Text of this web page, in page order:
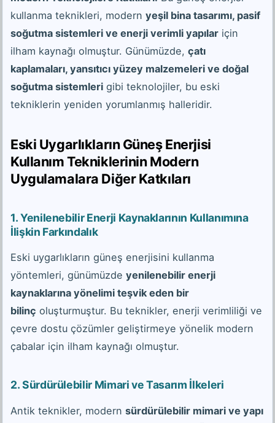
kullanma teknikleri, modern yeşil bina tasarımı, pasif
soğutma sistemleri ve enerji verimli yapılar için
ilham kaynağı olmuştur. Günümüzde, çatı
kaplamaları, yansıtıcı yüzey malzemeleri ve doğal
soğutma sistemleri gibi teknolojiler, bu eski
tekniklerin yeniden yorumlanmış halleridir.
Eski Uygarlıkların Güneş Enerjisi
Kullanım Tekniklerinin Modern
Uygulamalara Diğer Katkıları
1.Yenilenebilir Enerji Kaynaklarının Kullanımına
İlişkin Farkındalık
Eski uygarlıkların güneş enerjisini kullanma
yöntemleri, günümüzde yenilenebilir enerji
kaynaklarına yönelimi teşvik eden bir
bilinç oluşturmuştur. Bu teknikler, enerji verimliliği ve
çevre dostu çözümler geliştirmeye yönelik modern
çabalar için ilham kaynağı olmuştur.
2.Sürdürülebilir Mimari ve Tasarım İlkeleri
Antik teknikler, modern sürdürülebilir mimari ve yapı